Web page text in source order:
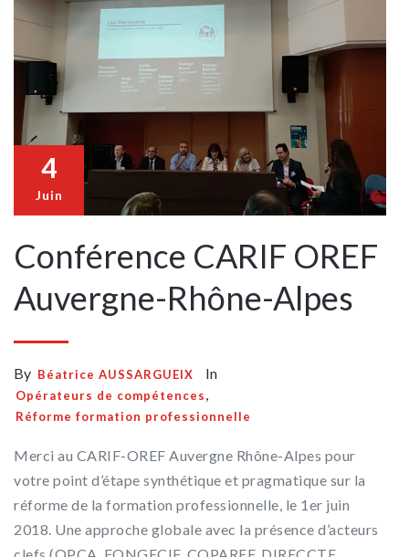
4
Juin
Conférence CARIF OREF
Auvergne-Rhône-Alpes
By Béatrice AUSSARGUEIX In
Opérateurs de compétences,
Réforme formation professionnelle
Merci au CARIF-OREF Auvergne Rhône-Alpes pour
votre point d’étape synthétique et pragmatique sur la
réforme de la formation professionnelle, le 1er juin
2018. Une approche globale avec la présence d’acteurs